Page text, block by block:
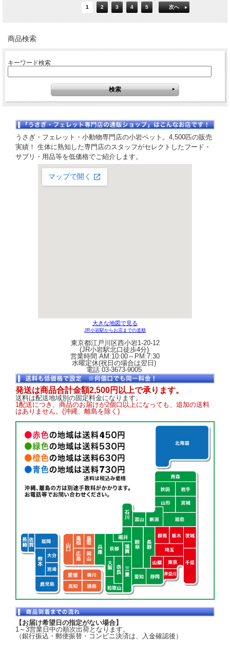
1 2 3 4 5 次へ
商品検索
キーワード検索
うさぎ・フェレット・小動物専門店の小岩ペット。4,500匹の販売
実績！ 生体に熟知した専門店のスタッフがセレクトしたフード・
サプリ・用品等を低価格でご紹介します。
大きな地図で見る
JR小岩駅からお店までの道順
東京都江戸川区西小岩1-20-12
(JR小岩駅北口徒歩4分)
営業時間 AM:10:00～PM:7:30
水曜定休(祝日の場合は翌日)
電話 03-3673-9005
発送は商品合計金額2,500円以上で承ります。
送料は配送地域別の固定料金になります。
1配送につき、商品のお届けが2個口以上になっても、追加の送料
はありません。(沖縄、離島を除く)
【お届け希望日の指定がない場合】
1～3営業日中の順次出荷となります。
（銀行振込・郵便振替・コンビニ決済は、入金確認後）